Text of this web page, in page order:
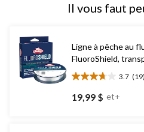
Il vous faut
Ligne à pêche au
FluoroShield,
3.7 (19)
3.7
étoile(s)
sur
19,99 $ et+